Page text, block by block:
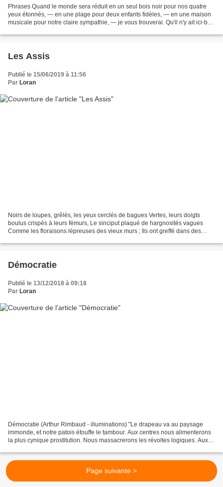
Phrases Quand le monde sera réduit en un seul bois noir pour nos quatre
yeux étonnés, — en une plage pour deux enfants fidèles, — en une maison
musicale pour notre claire sympathie, — je vous trouverai. Qu'il n'y ait ici-bas
Les Assis
Publié le 15/06/2019 à 11:56
Par Loran
Noirs de loupes, grêlés, les yeux cerclés de bagues Vertes, leurs doigts
boulus crispés à leurs fémurs, Le sinciput plaqué de hargnosités vagues
Comme les floraisons lépreuses des vieux murs ; Ils ont greffé dans des
Démocratie
Publié le 13/12/2018 à 09:18
Par Loran
Démocratie (Arthur Rimbaud - illuminations) "Le drapeau va au paysage
immonde, et notre patois étouffe le tambour. Aux centres nous alimenterons
la plus cynique prostitution. Nous massacrerons les révoltes logiques. Aux
Page suivante >